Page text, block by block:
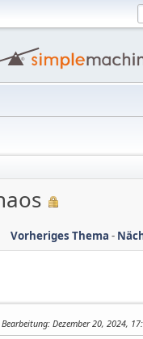
Vorheriges Thema -
: Dezember 20, 2024,